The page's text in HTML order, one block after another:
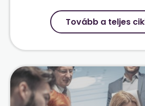
Tovább a teljes